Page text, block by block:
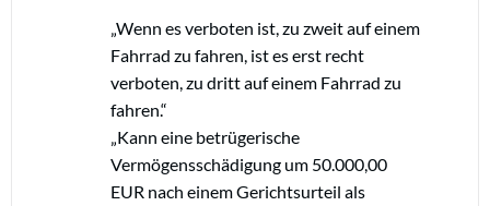
„Wenn es verboten ist, zu zweit auf einem
Fahrrad zu fahren, ist es erst recht
verboten, zu dritt auf einem Fahrrad zu
fahren.“
„Kann eine betrügerische
Vermögensschädigung um 50.000,00
EUR nach einem Gerichtsurteil als